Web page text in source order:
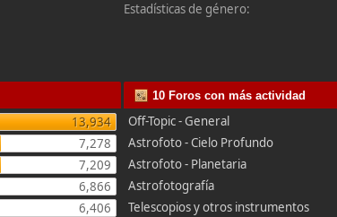
Estadísticas de género:
13,934
7,278
7,209
6,866
6,406
10 Foros con más actividad
Off-Topic - General
Astrofoto - Cielo Profundo
Astrofoto - Planetaria
Astrofotografía
Telescopios y otros instrumentos